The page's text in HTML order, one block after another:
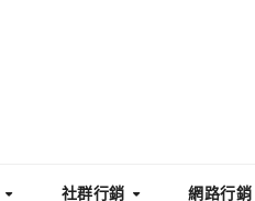
社群行銷 網路行銷